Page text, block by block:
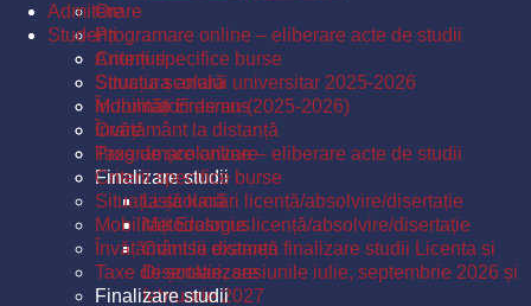
Orare
Programare online – eliberare acte de studii
Criterii specifice burse
Situația școlară
Mobilități Erasmus
Învățământ la distanță
Taxe de școlarizare
Finalizare studii
Listă lucrări licență/absolvire/disertație
Metodologie licență/absolvire/disertație
Comisii examen finalizare studii Licenta si
Disertatie, sesiunile iulie, septembrie 2026 și
februarie 2027
Admitere
Studenți
Anunțuri
Structura anului universitar 2025-2026
Îndrumători de an (2025-2026)
Orare
Programare online – eliberare acte de studii
Criterii specifice burse
Situația școlară
Mobilități Erasmus
Învățământ la distanță
Taxe de școlarizare
Finalizare studii